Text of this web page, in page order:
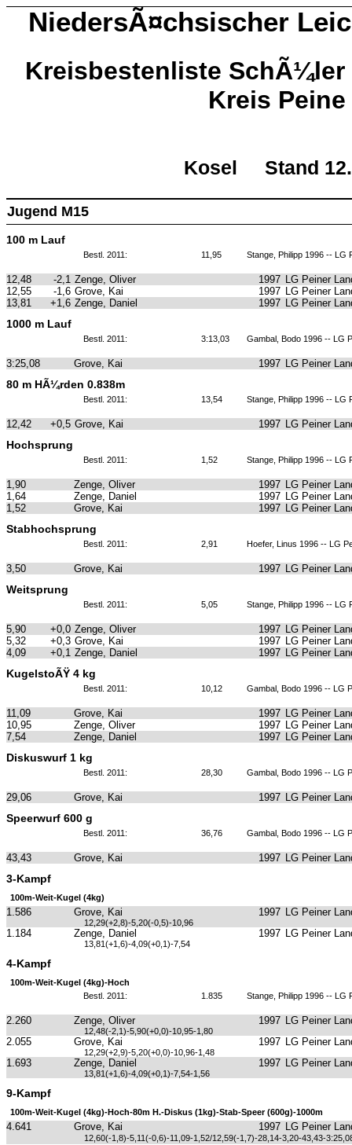
NiedersÃ¤chsischer
Kreisbestenliste
Kreis Peine
Kosel Stand
Jugend M15
100 m Lauf
Bestl. 2011: 11,95 Stange, Philipp 1996 -- LG
12,48 -2,1 Zenge, Oliver 1997 LG Peiner
12,55
-1,6 Grove, Kai 1997 LG Peiner
13,81
+1,6 Zenge, Daniel 1997 LG Peiner
1000 m Lauf
Bestl. 2011: 3:13,03 Gambal, Bodo 1996 -- LG
3:25,08 Grove, Kai 1997 LG Peiner
80 m HÃ¼rden 0.838m
Bestl. 2011: 13,54 Stange, Philipp 1996 -- LG
12,42 +0,5 Grove, Kai 1997 LG Peiner
Hochsprung
Bestl. 2011: 1,52 Stange, Philipp 1996 -- LG
1,90 Zenge, Oliver 1997 LG Peiner
1,64
Zenge, Daniel 1997 LG Peiner
1,52
Grove, Kai 1997 LG Peiner
Stabhochsprung
Bestl. 2011: 2,91 Hoefer, Linus 1996 -- LG
3,50 Grove, Kai 1997 LG Peiner
Weitsprung
Bestl. 2011: 5,05 Stange, Philipp 1996 -- LG
5,90 +0,0 Zenge, Oliver 1997 LG Peiner
5,32
+0,3 Grove, Kai 1997 LG Peiner
4,09
+0,1 Zenge, Daniel 1997 LG Peiner
KugelstoÃŸ 4 kg
Bestl. 2011: 10,12 Gambal, Bodo 1996 -- LG
11,09 Grove, Kai 1997 LG Peiner
10,95
Zenge, Oliver 1997 LG Peiner
7,54
Zenge, Daniel 1997 LG Peiner
Diskuswurf 1 kg
Bestl. 2011: 28,30 Gambal, Bodo 1996 -- LG
29,06 Grove, Kai 1997 LG Peiner
Speerwurf 600 g
Bestl. 2011: 36,76 Gambal, Bodo 1996 -- LG
43,43 Grove, Kai 1997 LG Peiner
3-Kampf
100m-Weit-Kugel (4kg)
1.586 Grove, Kai 1997 LG Peiner
12,29(+2,8)-5,20(-0,5)-10,96
1.184 Zenge, Daniel 1997 LG Peiner
13,81(+1,6)-4,09(+0,1)-7,54
4-Kampf
100m-Weit-Kugel (4kg)-Hoch
Bestl. 2011:
1.835 Stange, Philipp 1996 -- LG
2.260 Zenge, Oliver 1997 LG Peiner
12,48(-2,1)-5,90(+0,0)-10,95-1,80
2.055 Grove, Kai 1997 LG Peiner
12,29(+2,9)-5,20(+0,0)-10,96-1,48
1.693 Zenge, Daniel 1997 LG Peiner
13,81(+1,6)-4,09(+0,1)-7,54-1,56
9-Kampf
100m-Weit-Kugel (4kg)-Hoch-80m H.-Diskus (1kg)-Stab-Speer (600g)-1000m
4.641 Grove, Kai 1997 LG Peiner
12,60(-1,8)-5,11(-0,6)-11,09-1,52/12,59(-1,7)-28,14-3,20-43,43-